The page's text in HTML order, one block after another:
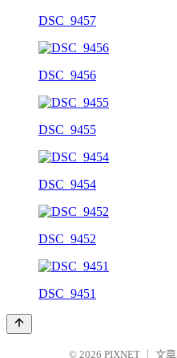
DSC_9457
DSC_9456
DSC_9455
DSC_9454
DSC_9452
DSC_9451
© 2026 PIXNET 文